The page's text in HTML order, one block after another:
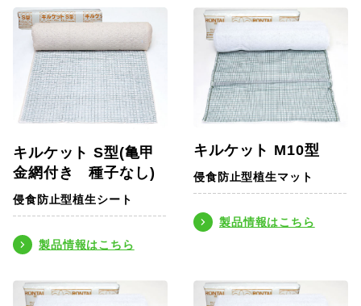
キルケット S型(亀甲
金網付き 種子なし)
侵食防止型植生シート
製品情報はこちら
キルケット M10型
侵食防止型植生マット
製品情報はこちら